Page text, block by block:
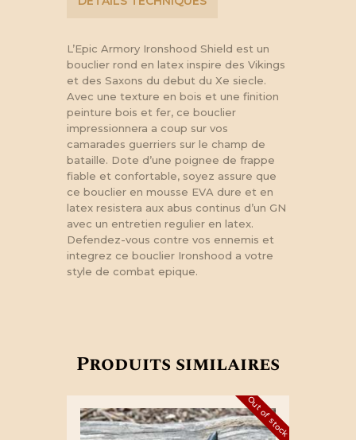
L’Epic Armory Ironshood Shield est un
bouclier rond en latex inspire des Vikings
et des Saxons du debut du Xe siecle.
Avec une texture en bois et une finition
peinture bois et fer, ce bouclier
impressionnera a coup sur vos
camarades guerriers sur le champ de
bataille. Dote d’une poignee de frappe
fiable et confortable, soyez assure que
ce bouclier en mousse EVA dure et en
latex resistera aux abus continus d’un GN
avec un entretien regulier en latex.
Defendez-vous contre vos ennemis et
integrez ce bouclier Ironshood a votre
style de combat epique.
Produits similaires
Out of stock